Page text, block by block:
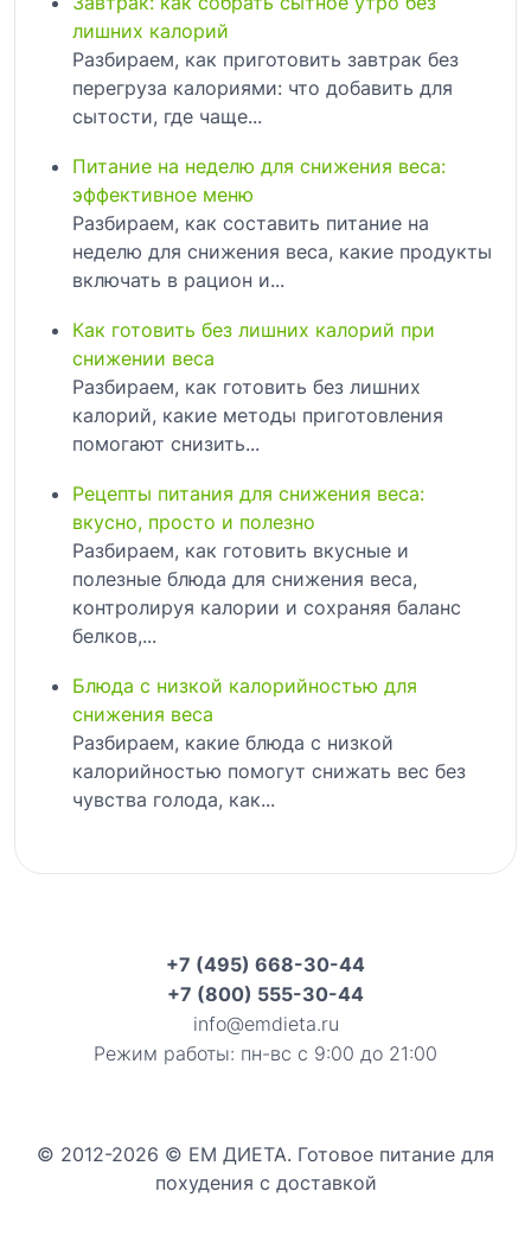
лишних калорий
Разбираем, как приготовить завтрак без
перегруза калориями: что добавить для
сытости, где чаще...
Питание на неделю для снижения веса:
эффективное меню
Разбираем, как составить питание на
неделю для снижения веса, какие продукты
включать в рацион и...
Как готовить без лишних калорий при
снижении веса
Разбираем, как готовить без лишних
калорий, какие методы приготовления
помогают снизить...
Рецепты питания для снижения веса:
вкусно, просто и полезно
Разбираем, как готовить вкусные и
полезные блюда для снижения веса,
контролируя калории и сохраняя баланс
белков,...
Блюда с низкой калорийностью для
снижения веса
Разбираем, какие блюда с низкой
калорийностью помогут снижать вес без
чувства голода, как...
+7 (495) 668-30-44
+7 (800) 555-30-44
info@emdieta.ru
Режим работы: пн-вс с 9:00 до 21:00
© 2012-2026 © ЕМ ДИЕТА. Готовое питание для
похудения с доставкой